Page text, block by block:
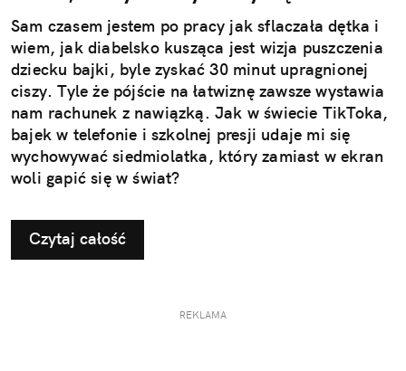
Sam czasem jestem po pracy jak sflaczała dętka i
wiem, jak diabelsko kusząca jest wizja puszczenia
dziecku bajki, byle zyskać 30 minut upragnionej
ciszy. Tyle że pójście na łatwiznę zawsze wystawia
nam rachunek z nawiązką. Jak w świecie TikToka,
bajek w telefonie i szkolnej presji udaje mi się
wychowywać siedmiolatka, który zamiast w ekran
woli gapić się w świat?
Czytaj całość
REKLAMA